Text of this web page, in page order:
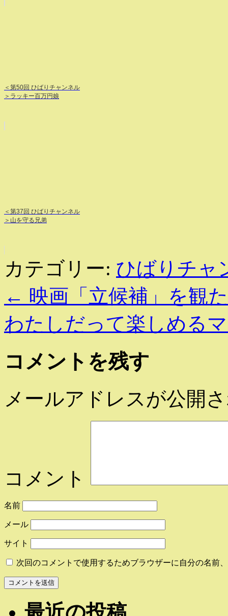
＜第50回 ひばりチャンネル
＞ラッキー百万円娘
＜第37回 ひばりチャンネル
＞山を守る兄弟
カテゴリー: ひばりチャ
← 映画「立候補」を観
わたしだって楽しめる
コメントを残す
メールアドレスが公開
コメント
名前
メール
サイト
次回のコメントで使用するためブラウザーに自分の名前